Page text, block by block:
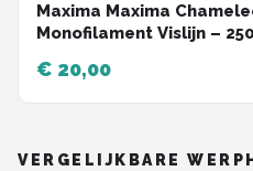
Maxima Maxima
Monofilament Vislijn –
onzichtbaar onder water
€ 20,00
VERGELIJKBARE